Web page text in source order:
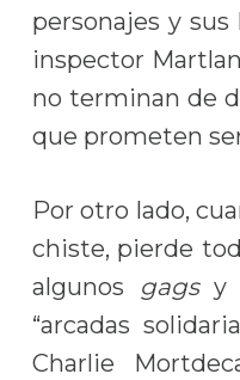
personajes y
inspector
no terminan de
que prometen
Por otro lado,
chiste, pierde
algunos
gagsy
“arcadas
Charlie